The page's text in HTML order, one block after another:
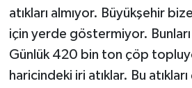
atıkları almıyor. Büyükşehir
için yerde göstermiyor.
Günlük 420 bin ton çöp
haricindeki iri atıklar. Bu